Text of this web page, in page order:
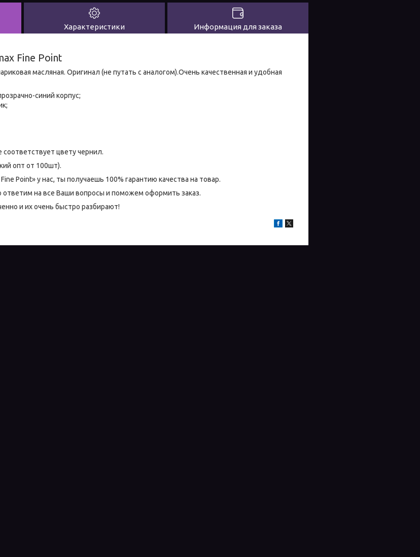
Характеристики Информация для заказа
Fine Point
масляная. Оригинал (не путать с аналогом).Очень качественная и удобная
синий корпус;
соответствует цвету чернил.
опт от 100шт).
Point» у нас, ты получаешь 100% гарантию качества на товар.
ответим на все Ваши вопросы и поможем оформить заказ.
и их очень быстро разбирают!